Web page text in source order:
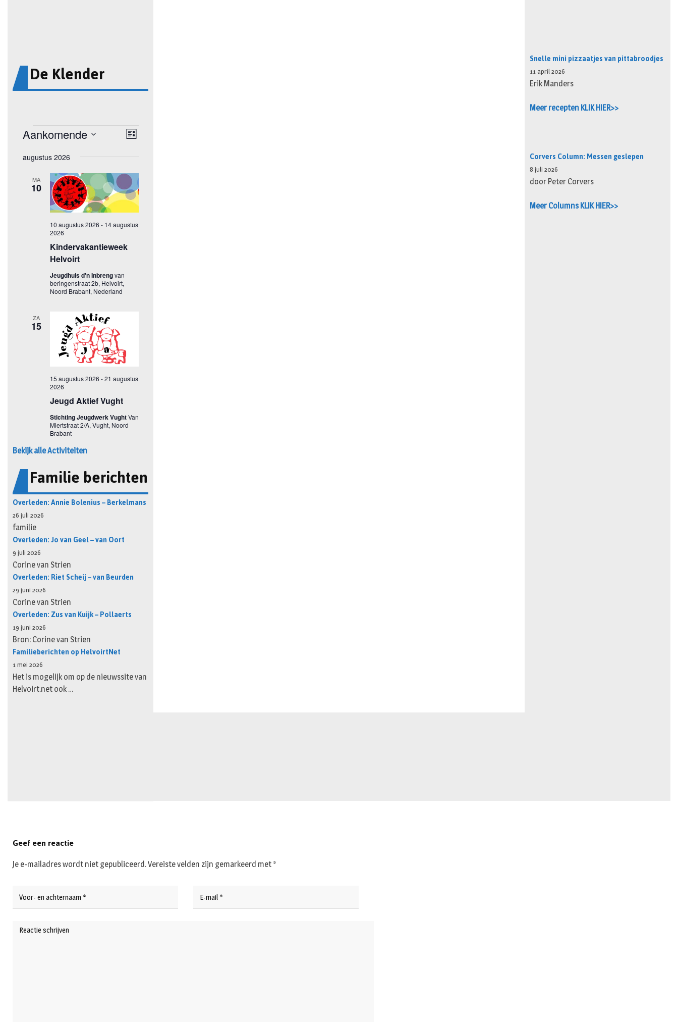
De Klender
Bekijk alle Activiteiten
Familie berichten
Overleden: Annie Bolenius – Berkelmans
26 juli 2026
familie
Overleden: Jo van Geel – van Oort
9 juli 2026
Corine van Strien
Overleden: Riet Scheij – van Beurden
29 juni 2026
Corine van Strien
Overleden: Zus van Kuijk – Pollaerts
19 juni 2026
Bron: Corine van Strien
Familieberichten op HelvoirtNet
1 mei 2026
Het is mogelijk om op de nieuwssite van
Helvoirt.net ook …
Snelle mini pizzaatjes van pittabroodjes
11 april 2026
Erik Manders
Meer recepten KLIK HIER>>
Corvers Column: Messen geslepen
8 juli 2026
door Peter Corvers
Meer Columns KLIK HIER>>
Geef een reactie
Je e-mailadres wordt niet gepubliceerd.Vereiste velden zijn gemarkeerd met *